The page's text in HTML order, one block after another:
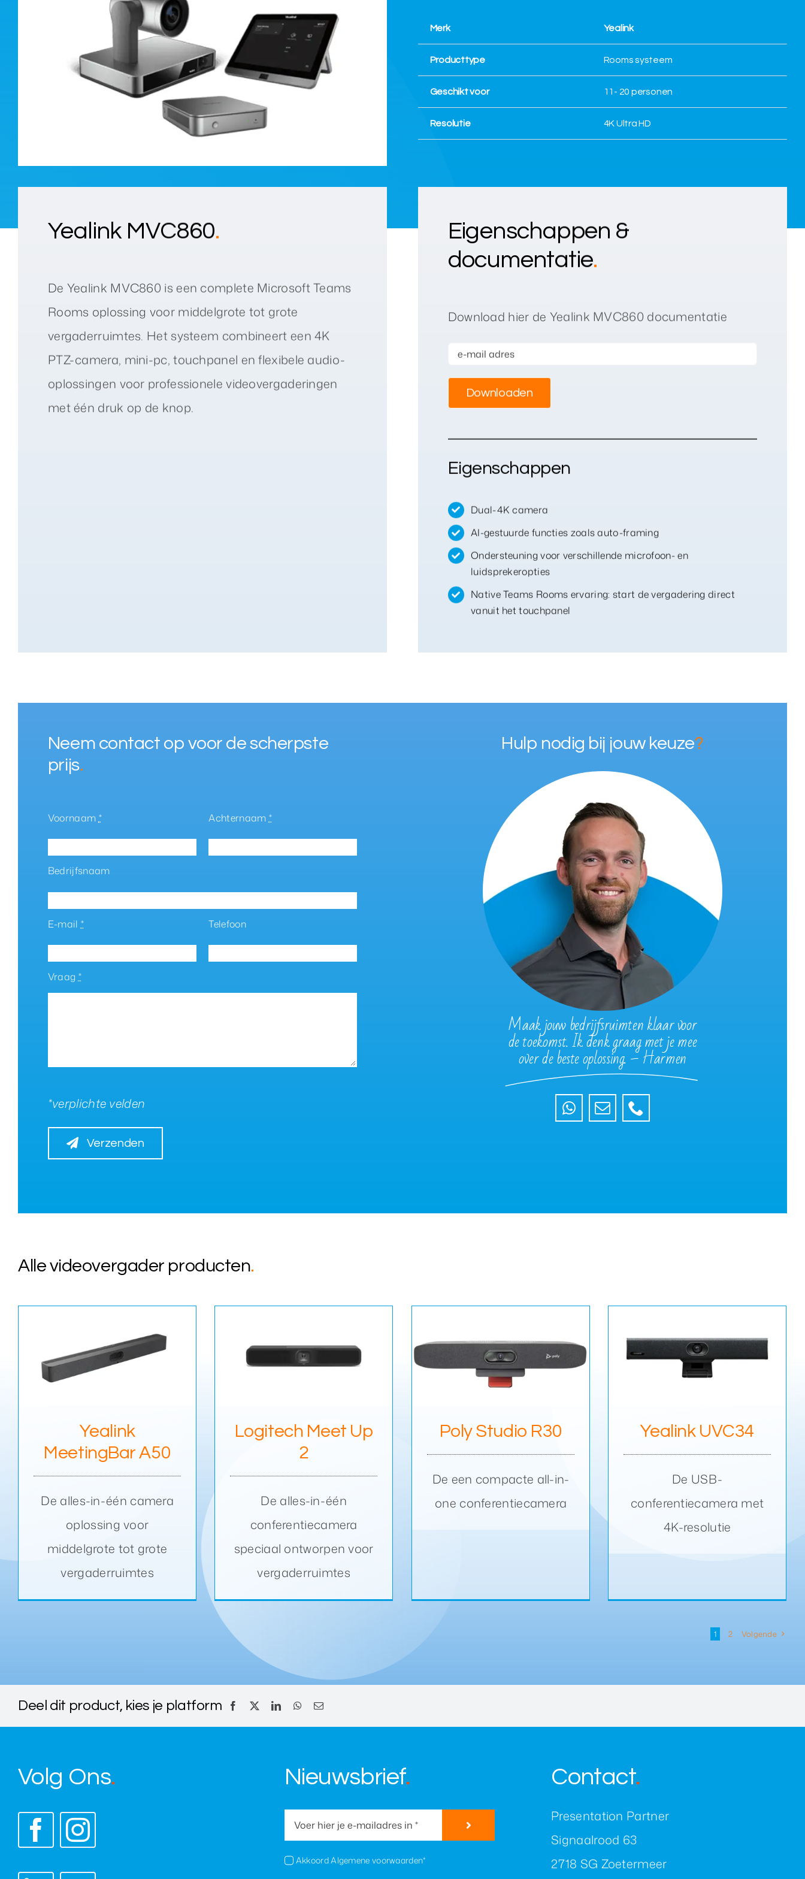
Merk Yealink
Producttype Rooms systeem
Geschikt voor 11- 20 personen
Resolutie 4K Ultra HD
Yealink MVC860.
De Yealink MVC860 is een complete Microsoft Teams
Rooms oplossing voor middelgrote tot grote
vergaderruimtes. Het systeem combineert een 4K
PTZ-camera, mini-pc, touchpanel en flexibele audio-
oplossingen voor professionele videovergaderingen
met één druk op de knop.
Eigenschappen &
documentatie.
Download hier de Yealink MVC860 documentatie
Eigenschappen
Dual-4K camera
AI-gestuurde functies zoals auto-framing
Ondersteuning voor verschillende microfoon- en
luidsprekeropties
Native Teams Rooms ervaring: start de vergadering direct
vanuit het touchpanel
Neem contact op voor de scherpste
prijs.
Voornaam * Achternaam *
Bedrijfsnaam
E-mail * Telefoon
Vraag *
*verplichte velden
Verzenden
Hulp nodig bij jouw keuze?
Maak jouw bedrijfsruimten klaar voor
de toekomst. Ik denk graag met je mee
over de beste oplossing. – Harmen
Alle videovergader producten.
Yealink
MeetingBar A50
De alles-in-één camera
oplossing voor
middelgrote tot grote
vergaderruimtes
Logitech Meet Up 2
Logitech Meet Up
2
De alles-in-één
conferentiecamera
speciaal ontworpen voor
vergaderruimtes
Poly Studio R30
Poly Studio R30
De een compacte all-in-
one conferentiecamera
Yealink UVC34
Yealink UVC34
De USB-
conferentiecamera met
4K-resolutie
1 2 Volgende
Deel dit product, kies je platform
Volg Ons. Nieuwsbrief.
Akkoord Algemene voorwaarden*
Contact.
Presentation Partner
Signaalrood 63
2718 SG Zoetermeer